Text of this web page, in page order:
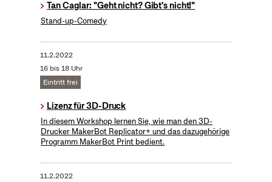
Tan Caglar: "Geht nicht? Gibt's nicht!"
Stand-up-Comedy
11.2.2022
16 bis 18 Uhr
Eintritt frei
Lizenz für 3D-Druck
In diesem Workshop lernen Sie, wie man den 3D-
Drucker MakerBot Replicator+ und das dazugehörige
Programm MakerBot Print bedient.
11.2.2022